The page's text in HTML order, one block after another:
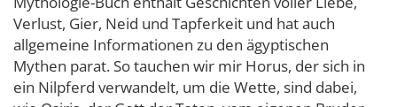
Verlust, Gier, Neid und Tapferkeit und hat auch
allgemeine Informationen zu den ägyptischen
Mythen parat. So tauchen wir mir Horus, der sich in
ein Nilpferd verwandelt, um die Wette, sind dabei,